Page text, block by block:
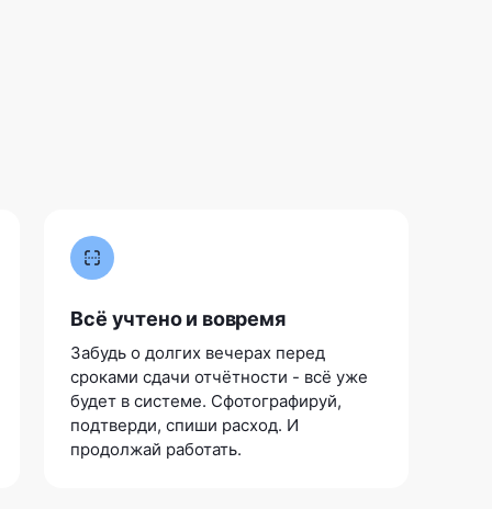
Всё учтено и вовремя
Забудь о долгих вечерах перед
сроками сдачи отчётности - всё уже
будет в системе. Сфотографируй,
подтверди, спиши расход. И
продолжай работать.